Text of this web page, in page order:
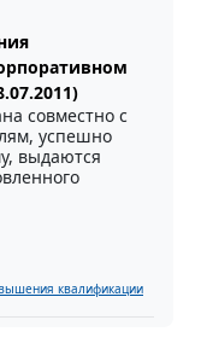
совместно с
успешно
выдаются
квалификации